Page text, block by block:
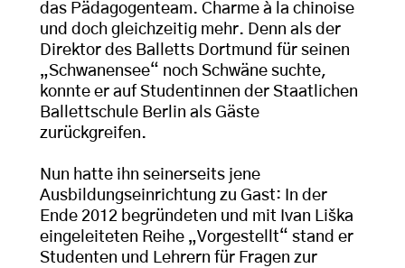
das Pädagogenteam. Charme à la chinoise
und doch gleichzeitig mehr. Denn als der
Direktor des Balletts Dortmund für seinen
„Schwanensee“ noch Schwäne suchte,
konnte er auf Studentinnen der Staatlichen
Ballettschule Berlin als Gäste
zurückgreifen.
Nun hatte ihn seinerseits jene
Ausbildungseinrichtung zu Gast: In der
Ende 2012 begründeten und mit Ivan Liška
eingeleiteten Reihe „Vorgestellt“ stand er
Studenten und Lehrern für Fragen zur